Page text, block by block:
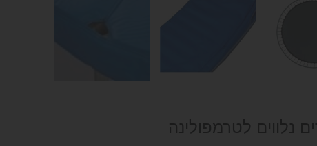
נלווים לטרמפולינה